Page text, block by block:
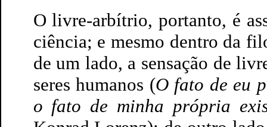
O livre-arbítrio, portanto, é
ciência; e mesmo dentro da
de um lado, a sensação de
seres humanos (O fato de eu
o fato de minha própria